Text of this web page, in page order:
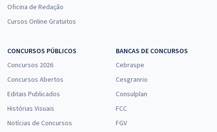
Oficina de Redação
Cursos Online Gratuitos
CONCURSOS PÚBLICOS
Concursos 2026
Concursos Abertos
Editais Publicados
Histórias Visuais
Notícias de Concursos
BANCAS DE CONCURSOS
Cebraspe
Cesgranrio
Consulplan
FCC
FGV